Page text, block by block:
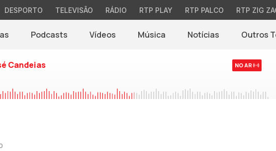
DESPORTO TELEVISÃO RÁDIO RTP PLAY RTP PALCO RTP ZIG
Podcasts Vídeos Música Notícias(abre em nova
Outros
Candeias NO AR